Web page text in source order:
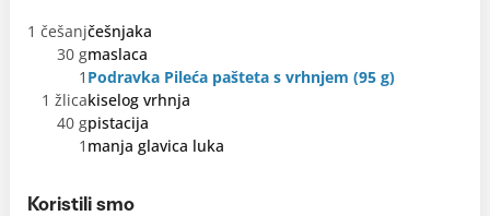
1 češanjčešnjaka
30 gmaslaca
1 Podravka Pileća pašteta s vrhnjem (95 g)
1 žlicakiselog vrhnja
40 gpistacija
1 manja glavica luka
Koristili smo